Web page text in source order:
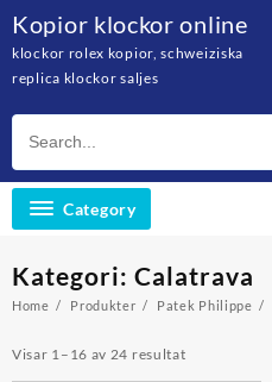
content
Kopior klockor online
klockor rolex kopior, schweiziska
replica klockor saljes
Category
Kategori: Calatrava
Home Produkter Patek Philippe
Visar 1–16 av 24 resultat